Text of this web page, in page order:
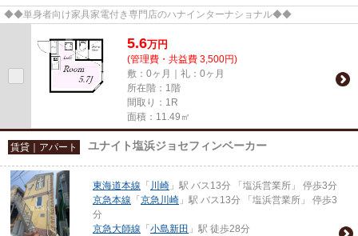
◆◆単身者向け家具家電付き専門店のハナインターナショナル◆◆
5.6万円
(管理費・共益費 3,500円)
敷：0ヶ月｜礼：0ヶ月
所在階：1階
間取り：1R
面積：11.49㎡
賃貸｜アパート ユナイト塩浜ジョセフィンベーカー
東海道本線 「 川崎 」駅 バス13分 「塩浜営業所」 停歩3分
京急本線 「 京急川崎 」駅 バス13分 「塩浜営業所」 停歩3
分
京急大師線 「 小島新田 」駅 徒歩28分